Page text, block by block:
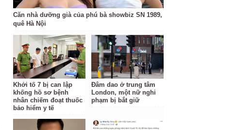
Căn nhà dưỡng già của phú bà showbiz SN 1989,
quê Hà Nội
Khởi tố 7 bị can lập
khống hồ sơ bệnh
nhân chiếm đoạt thuốc
bảo hiểm y tế
Đâm dao ở trung tâm
London, một nữ nghi
phạm bị bắt giữ